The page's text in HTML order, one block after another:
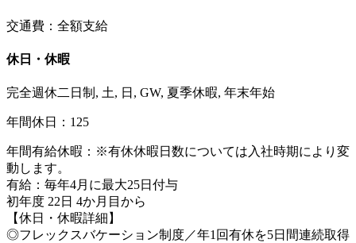
交通費：全額支給
休日・休暇
完全週休二日制, 土, 日, GW, 夏季休暇, 年末年始
年間休日：125
年間有給休暇：※有休休暇日数については入社時期により変
動します。
有給：毎年4月に最大25日付与
初年度 22日 4か月目から
【休日・休暇詳細】
◎フレックスバケーション制度／年1回有休を5日間連続取得